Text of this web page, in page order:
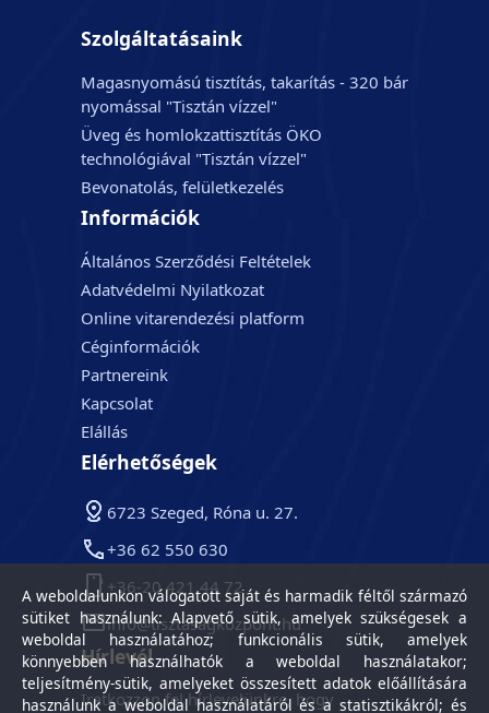
Szolgáltatásaink
Magasnyomású tisztítás, takarítás - 320 bár
nyomással "Tisztán vízzel"
Üveg és homlokzattisztítás ÖKO
technológiával "Tisztán vízzel"
Bevonatolás, felületkezelés
Információk
Általános Szerződési Feltételek
Adatvédelmi Nyilatkozat
Online vitarendezési platform
Céginformációk
Partnereink
Kapcsolat
Elállás
Elérhetőségek
6723 Szeged, Róna u. 27.
+36 62 550 630
+36-20 421 44 72
info@tisztasagkozpont.hu
Hírlevél
Iratkozzon fel hírlevelünkre, hogy
A weboldalunkon válogatott saját és harmadik féltől származó
sütiket használunk: Alapvető sütik, amelyek szükségesek a
weboldal használatához; funkcionális sütik, amelyek
könnyebben használhatók a weboldal használatakor;
teljesítmény-sütik, amelyeket összesített adatok előállítására
használunk a weboldal használatáról és a statisztikákról; és